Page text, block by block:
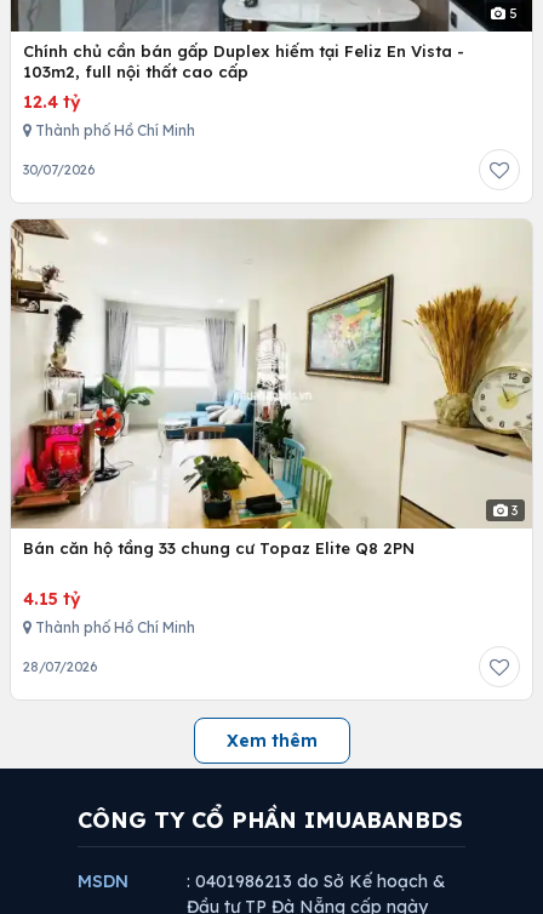
5
Chính chủ cần bán gấp Duplex hiếm tại Feliz En Vista -
103m2, full nội thất cao cấp
12.4 tỷ
Thành phố Hồ Chí Minh
30/07/2026
3
Bán căn hộ tầng 33 chung cư Topaz Elite Q8 2PN
4.15 tỷ
Thành phố Hồ Chí Minh
28/07/2026
Xem thêm
CÔNG TY CỔ PHẦN IMUABANBDS
MSDN
: 0401986213 do Sở Kế hoạch &
Đầu tư TP Đà Nẵng cấp ngày